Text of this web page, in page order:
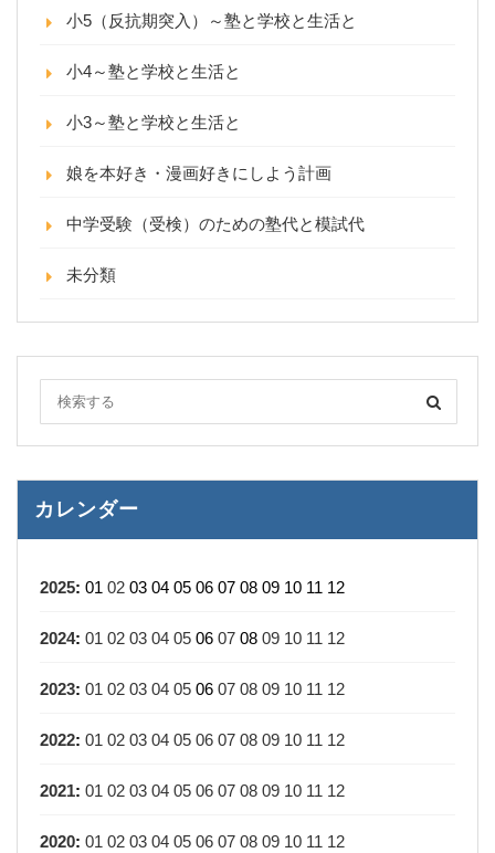
小5（反抗期突入）～塾と学校と生活と
小4～塾と学校と生活と
小3～塾と学校と生活と
娘を本好き・漫画好きにしよう計画
中学受験（受検）のための塾代と模試代
未分類
カレンダー
2025: 01 02 03 04 05 06 07 08 09 10 11 12
2024: 01 02 03 04 05 06 07 08 09 10 11 12
2023: 01 02 03 04 05 06 07 08 09 10 11 12
2022: 01 02 03 04 05 06 07 08 09 10 11 12
2021: 01 02 03 04 05 06 07 08 09 10 11 12
2020: 01 02 03 04 05 06 07 08 09 10 11 12